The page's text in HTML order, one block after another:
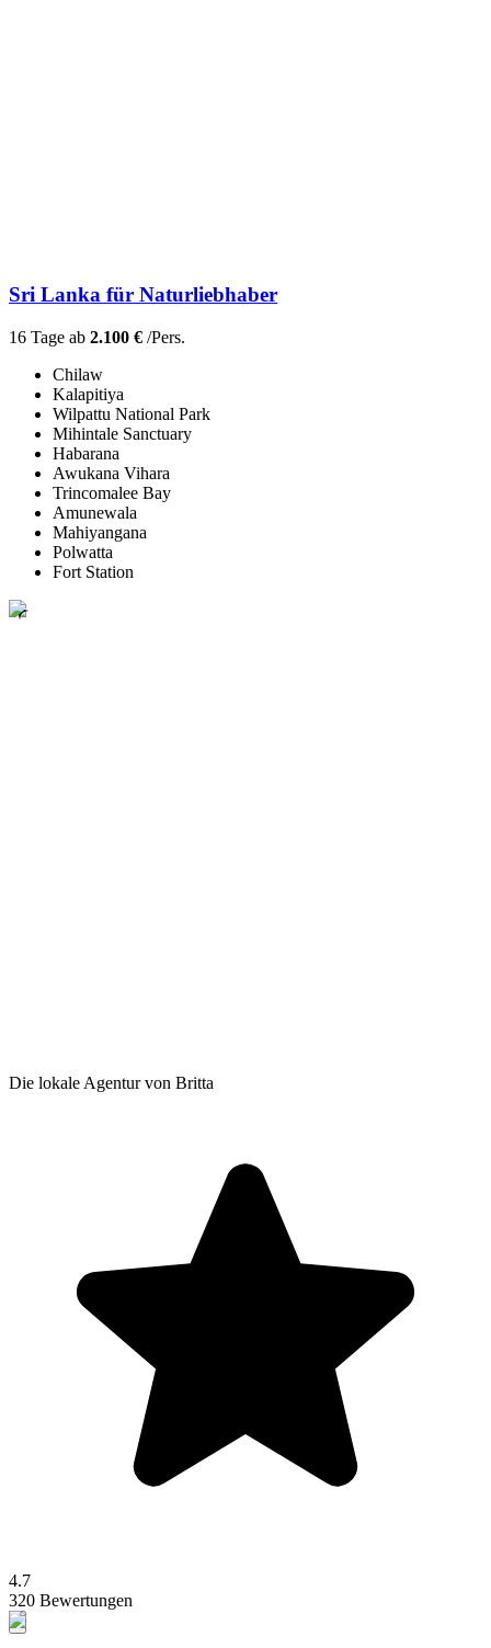
Sri Lanka für Naturliebhaber
16 Tage ab 2.100 € /Pers.
Chilaw
Kalapitiya
Wilpattu National Park
Mihintale Sanctuary
Habarana
Awukana Vihara
Trincomalee Bay
Amunewala
Mahiyangana
Polwatta
Fort Station
Die lokale Agentur von Britta
4.7
320 Bewertungen